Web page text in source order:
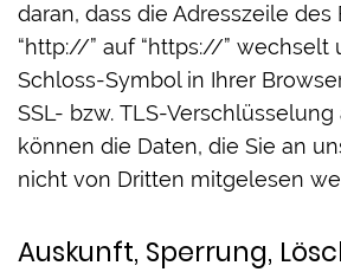
daran, dass die Adresszeile des
“http://” auf “https://” wechselt
Schloss-Symbol in Ihrer
SSL- bzw. TLS-
können die Daten, die Sie an
nicht von Dritten mitgelesen
Auskunft, Sperrung,